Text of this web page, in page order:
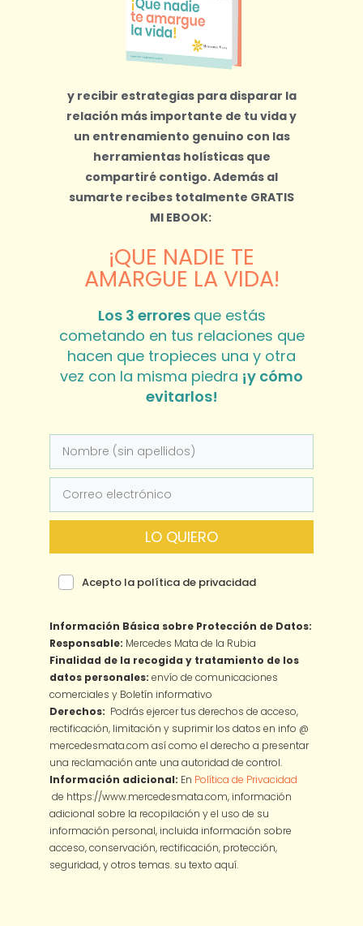
y recibir estrategias para disparar la
relación más importante de tu vida y
un entrenamiento genuino con las
herramientas holísticas que
compartiré contigo.Además al
sumarte recibes totalmente GRATIS
MI EBOOK:
¡QUE NADIE TE
AMARGUE LA VIDA!
Los 3 errores que estás
cometando en tus relaciones que
hacen que tropieces una y otra
vez con la misma piedra ¡y cómo
evitarlos!
LO QUIERO
Acepto la política de privacidad
Información Básica sobre Protección de Datos:
Responsable: Mercedes Mata de la Rubia
Finalidad de la recogida y tratamiento de los
datos personales: envío de comunicaciones
comerciales y Boletín informativo
Derechos: Podrás ejercer tus derechos de acceso,
rectificación, limitación y suprimir los datos en info @
mercedesmata.com así como el derecho a presentar
una reclamación ante una autoridad de control.
Información adicional: En Política de Privacidad
de https://www.mercedesmata.com, información
adicional sobre la recopilación y el uso de su
información personal, incluida información sobre
acceso, conservación, rectificación, protección,
seguridad, y otros temas. su texto aquí.